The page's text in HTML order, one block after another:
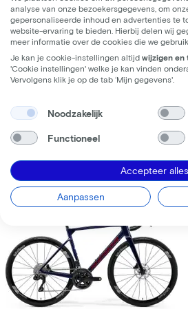
Trek Fuel+ LX 9.8 XT
Leaseprijs p/m vanaf
€195,63
Prijs €8.699,00
analyse van onze bezoekersgegevens, om
gepersonaliseerde inhoud en advertenties te
website-ervaring te bieden. Hierbij delen wij
meer informatie over de cookies die we
Je kan je cookie-instellingen altijd wijzigen en
'Cookie instellingen' welke je kan vinden
Vervolgens klik je op de tab ‘Mijn gegevens'.
Noodzakelijk
Functioneel
Accepteer alles
Aanpassen